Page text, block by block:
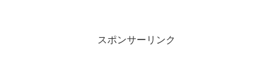
スポンサーリンク